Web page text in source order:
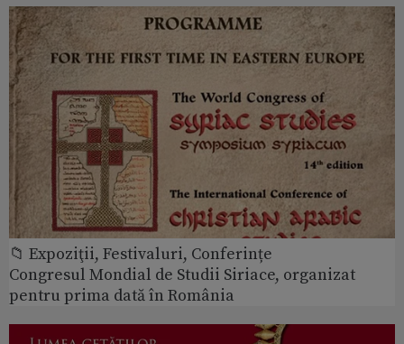
📁 Expoziţii, Festivaluri, Conferințe
Congresul Mondial de Studii Siriace, organizat
pentru prima dată în România